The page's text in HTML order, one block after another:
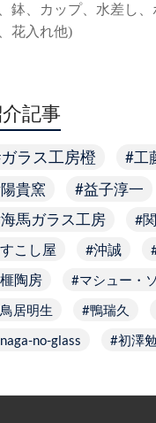
鉢、カップ、水差し
花入れ他)
記事
ガラス工房橙 工
陽貴窯
益子淳一
海馬ガラス工房
すこし屋
沖誠
榧陶房 マシュー・
鳥居明生
鴨瑞久
naga-no-glass
初澤